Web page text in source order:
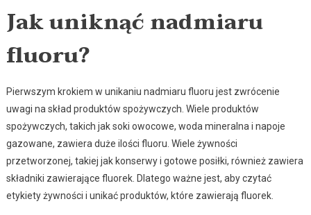
Jak uniknąć nadmiaru
fluoru?
Pierwszym krokiem w unikaniu nadmiaru fluoru jest zwrócenie
uwagi na skład produktów spożywczych. Wiele produktów
spożywczych, takich jak soki owocowe, woda mineralna i napoje
gazowane, zawiera duże ilości fluoru. Wiele żywności
przetworzonej, takiej jak konserwy i gotowe posiłki, również zawiera
składniki zawierające fluorek. Dlatego ważne jest, aby czytać
etykiety żywności i unikać produktów, które zawierają fluorek.